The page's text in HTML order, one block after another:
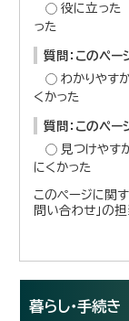
役に立った
った
質問：このペ
わかりやす
くかった
質問：このペ
見つけやす
にくかった
このページに関
問い合わせ」の
暮らし・手続き